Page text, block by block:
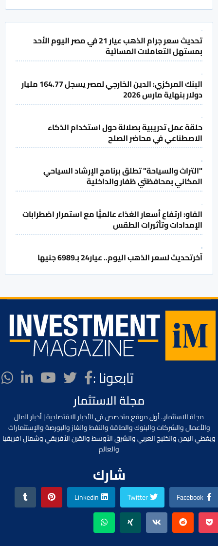
تحديث سعر جرام الذهب عيار 21 في مصر اليوم الأحد
بمستهل التعاملات المسائية
البنك المركزي: الدين الخارجي لمصر يسجل 164.77 مليار
دولار بنهاية مارس 2026
حلقة عمل تدريبية بصلالة حول استخدام الذكاء
الاصطناعي في محاضر الصلح
"التراث والسياحة" تطلق برنامج الإرشاد السياحي
المكاني بمحافظتي ظفار والداخلية
الفاو: ارتفاع أسعار الغذاء عالميًّا مع استمرار اضطرابات
الإمدادات وتأثيرات الطقس
آخرتحديث لسعر الذهب اليوم.. عيار24 بـ6989 جنيها
تابعونا :
مجلة الاستثمار
مجلة الاستثمار.. أول موقع متخصص في الأخبار الاقتصادية | أخبار المال
والأعمال والشركات والبنوك والطاقة والنفط والغاز والبورصة والإستثمارات
ويغطي اليمن والخليج العربي والشرق الأوسط والقرن الأفريقي وشمال افريقيا
والعالم
شارك
Facebook
Twitter
Linkedin